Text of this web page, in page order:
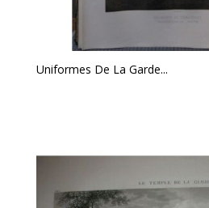
Uniformes De La Garde...